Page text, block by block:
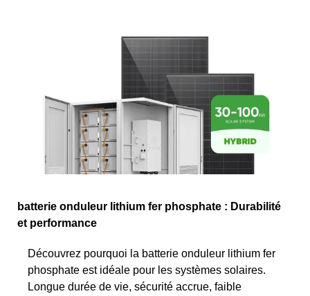
batterie onduleur lithium fer phosphate : Durabilité
et performance
Découvrez pourquoi la batterie onduleur lithium fer
phosphate est idéale pour les systèmes solaires.
Longue durée de vie, sécurité accrue, faible